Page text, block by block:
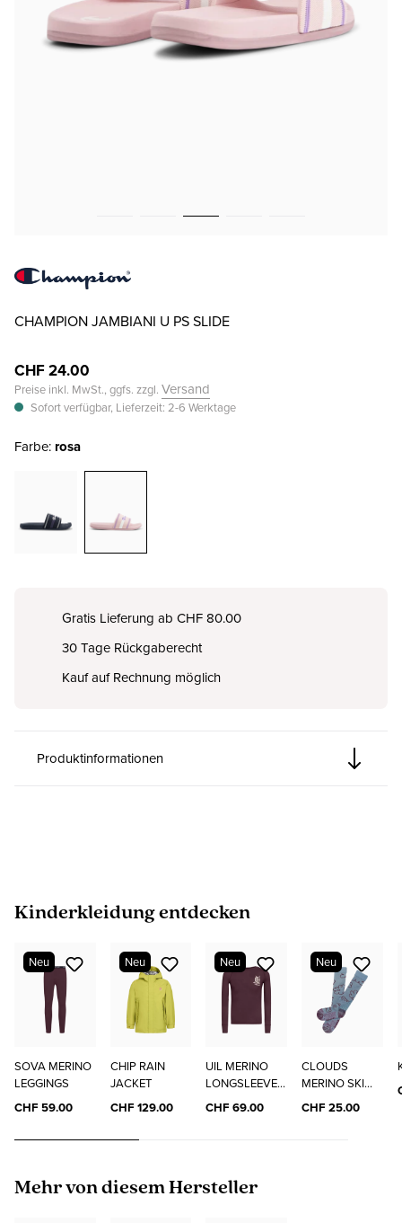
CHAMPION JAMBIANI U PS SLIDE
CHF 24.00
Preise inkl. MwSt., ggfs. zzgl. Versand
Sofort verfügbar, Lieferzeit: 2-6 Werktage
Farbe: rosa
Gratis Lieferung ab CHF 80.00
30 Tage Rückgaberecht
Kauf auf Rechnung möglich
Produktinformationen
Produktgalerie überspringen
Kinderkleidung entdecken
Neu
SOVA MERINO
LEGGINGS
CHF 59.00
Neu
CHIP RAIN
JACKET
CHF 129.00
Neu
UIL MERINO
LONGSLEEVE
"ELO"
CHF 69.00
Neu
CLOUDS
MERINO SKI
SOCKS
CHF 25.00
Produktgalerie überspringen
Mehr von diesem Hersteller